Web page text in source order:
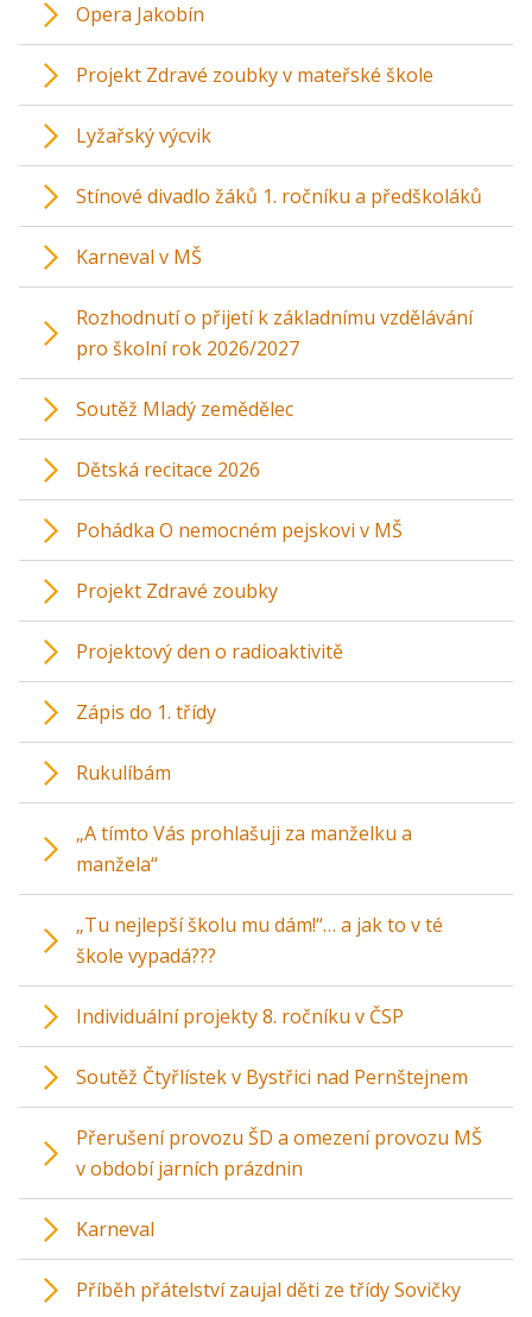
Opera Jakobín
Projekt Zdravé zoubky v mateřské škole
Lyžařský výcvik
Stínové divadlo žáků 1. ročníku a předškoláků
Karneval v MŠ
Rozhodnutí o přijetí k základnímu vzdělávání
pro školní rok 2026/2027
Soutěž Mladý zemědělec
Dětská recitace 2026
Pohádka O nemocném pejskovi v MŠ
Projekt Zdravé zoubky
Projektový den o radioaktivitě
Zápis do 1. třídy
Rukulíbám
„A tímto Vás prohlašuji za manželku a
manžela“
„Tu nejlepší školu mu dám!“… a jak to v té
škole vypadá???
Individuální projekty 8. ročníku v ČSP
Soutěž Čtyřlístek v Bystřici nad Pernštejnem
Přerušení provozu ŠD a omezení provozu MŠ
v období jarních prázdnin
Karneval
Příběh přátelství zaujal děti ze třídy Sovičky